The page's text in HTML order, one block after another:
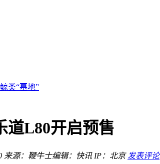
位功能 告别死机重启烦恼
区被困经历引网友打卡热议
日元性能稳定
主流卫星型号
面板搭配三脚支架，性能亮眼
它更安心
帧运行
道L80开启预售
来源：鞭牛士编辑：快讯 IP：北京 发表评论